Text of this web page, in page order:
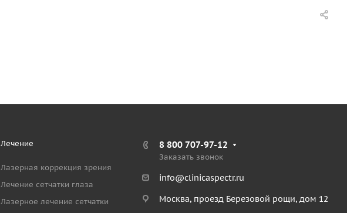
Лечение
Лазерная коррекция зрения
Лечение сетчатки глаза
Лазерное лечение сетчатки
8 800 707-97-12
Заказать звонок
info@clinicaspectr.ru
Москва, проезд Березовой рощи, дом 12